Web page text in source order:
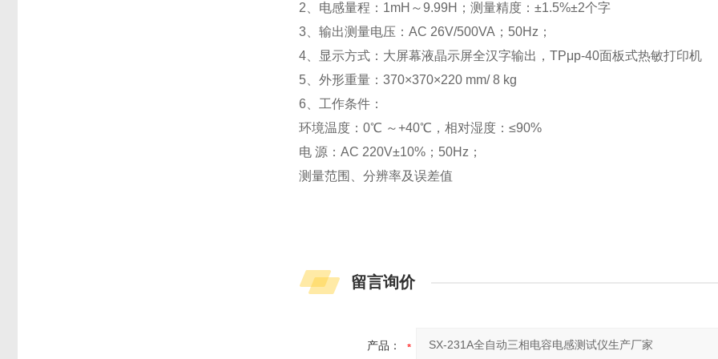
2、电感量程：1mH～9.99H；测量精度：±1.5%±2个字
3、输出测量电压：AC 26V/500VA；50Hz；
4、显示方式：大屏幕液晶示屏全汉字输出，TPμp-40面板式热敏打印机
5、外形重量：370×370×220 mm/ 8 kg
6、工作条件：
环境温度：0℃ ～+40℃，相对湿度：≤90%
电 源：AC 220V±10%；50Hz；
测量范围、分辨率及误差值
留言询价
产品：